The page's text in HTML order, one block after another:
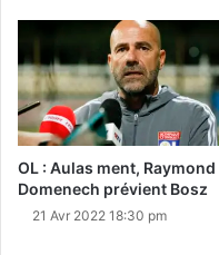
OL : Aulas ment, Raymond
Domenech prévient Bosz
21 Avr 2022 18:30 pm